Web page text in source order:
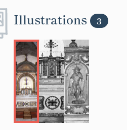
Illustrations 3